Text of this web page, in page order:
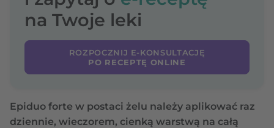
na Twoje leki
ROZPOCZNIJ E-KONSULTACJĘ
PO RECEPTĘ ONLINE
Epiduo forte w postaci żelu należy aplikować raz
dziennie, wieczorem, cienką warstwą na całą